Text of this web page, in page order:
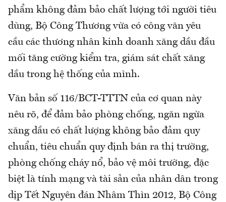
phẩm không đảm bảo chất lượng tới người tiêu
dùng, Bộ Công Thương vừa có công văn yêu
cầu các thương nhân kinh doanh xăng dầu đầu
mối tăng cường kiểm tra, giám sát chất xăng
dầu trong hệ thống của mình.
Văn bản số 116/BCT-TTTN của cơ quan này
nêu rõ, để đảm bảo phòng chống, ngăn ngừa
xăng dầu có chất lượng không bảo đảm quy
chuẩn, tiêu chuẩn quy định bán ra thị trường,
phòng chống cháy nổ, bảo vệ môi trường, đặc
biệt là tính mạng và tài sản của nhân dân trong
dịp Tết Nguyên đán Nhâm Thìn 2012, Bộ Công